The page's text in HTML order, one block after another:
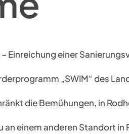
Einreichung einer
„SWIM“ des
die Bemühungen, in
einem anderen Standort